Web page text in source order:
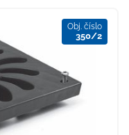
Obj. číslo
350/2